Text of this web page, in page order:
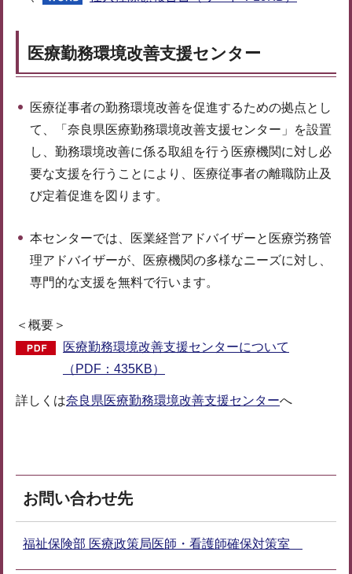
医療勤務環境改善支援センター
医療従事者の勤務環境改善を促進するための拠点とし
て、「奈良県医療勤務環境改善支援センター」を設置
し、勤務環境改善に係る取組を行う医療機関に対し必
要な支援を行うことにより、医療従事者の離職防止及
び定着促進を図ります。
本センターでは、医業経営アドバイザーと医療労務管
理アドバイザーが、医療機関の多様なニーズに対し、
専門的な支援を無料で行います。
＜概要＞
医療勤務環境改善支援センターについて
（PDF：435KB）
詳しくは奈良県医療勤務環境改善支援センターへ
お問い合わせ先
福祉保険部 医療政策局医師・看護師確保対策室